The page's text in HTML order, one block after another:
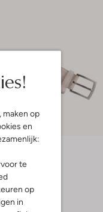
, maken op
en
te
op
in
Van Bommel
€ 69,99
kleuren